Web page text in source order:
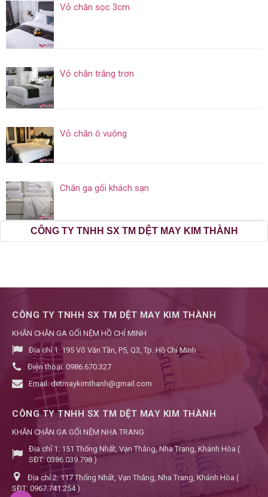
Vỏ chăn sọc 3cm
Vỏ chăn trắng trơn
Vỏ chăn ô vuông
Chăn ga gối khách sạn
CÔNG TY TNHH SX TM DỆT MAY KIM THÀNH
CÔNG TY TNHH SX TM DỆT MAY KIM THÀNH
KHĂN CHĂN GA GỐI NỆM HỒ CHÍ MINH
Địa chỉ 1:195 Võ Văn Tần, P5, Q3, Tp. Hồ Chí Minh
Điện thoại: 0986.670.327
Email:detmaykimthanh@gmail.com
CÔNG TY TNHH SX TM DỆT MAY KIM THÀNH
KHĂN CHĂN GA GỐI NỆM NHA TRANG
Địa chỉ 1: 151 Thống Nhất, Vạn Thắng, Nha Trang, Khánh Hòa (
SĐT: 0386.039.798 )
Địa chỉ 2:117 Thống Nhất, Vạn Thắng, Nha Trang, Khánh Hòa (
SĐT: 0967.741.254 )